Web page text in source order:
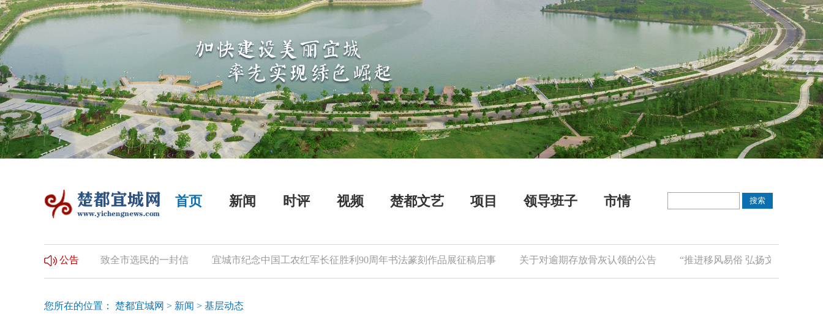
首页 新闻 时评 视频 楚都文艺 项目 领导班子 市情
公告
记的公告 致全市选民的一封信 宜城市纪念中国工农红军长征胜利90周年书法篆刻作品展征稿启事 关于对逾期存放骨灰认领的公告 “推进移风易俗 弘扬文明新风”倡议书
您所在的位置： 楚都宜城网 > 新闻 > 基层动态